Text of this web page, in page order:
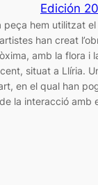
Edición
peça hem utilitzat el
han creat
amb la flora i
situat a Llíria.
en el qual han
la interacció amb